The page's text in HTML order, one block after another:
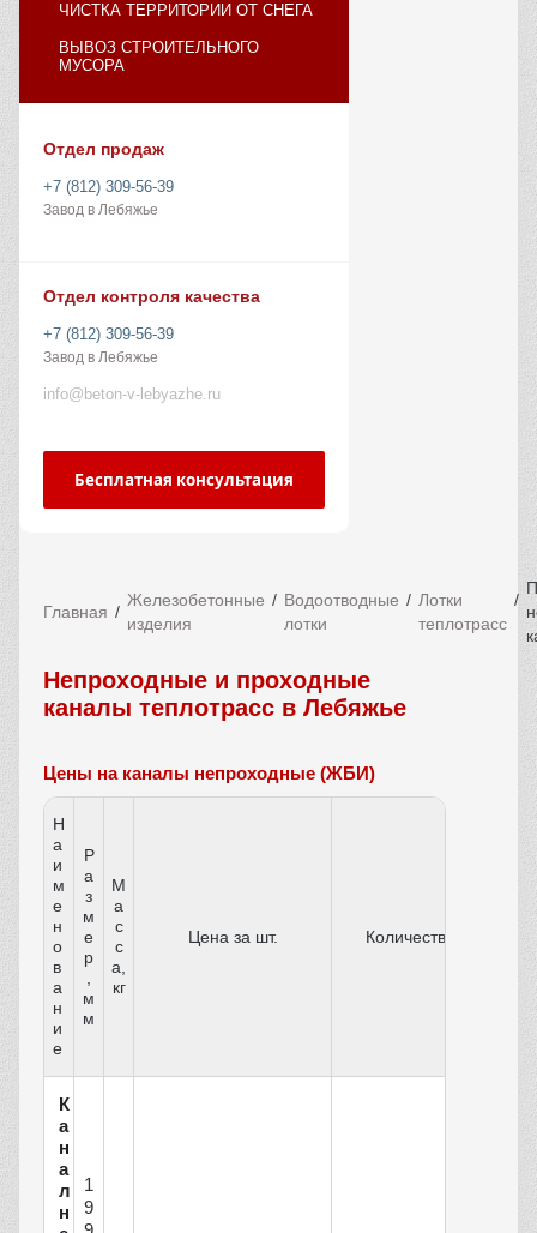
ЧИСТКА ТЕРРИТОРИИ ОТ СНЕГА
ВЫВОЗ СТРОИТЕЛЬНОГО
МУСОРА
Отдел продаж
+7 (812) 309-56-39
Завод в Лебяжье
Отдел контроля качества
+7 (812) 309-56-39
Завод в Лебяжье
info@beton-v-lebyazhe.ru
Бесплатная консультация
Главная
Железобетонные
изделия
Водоотводные
лотки
Лотки
теплотрасс
Непроходные и проходные
каналы теплотрасс в Лебяжье
Цены на каналы непроходные (ЖБИ)
Н
а
и
м
е
н
о
в
а
н
и
е
Р
а
з
м
е
р
м
м
М
а
с
с
а,
кг
Цена за шт. Количество
К
а
н
а
л
н
1
9